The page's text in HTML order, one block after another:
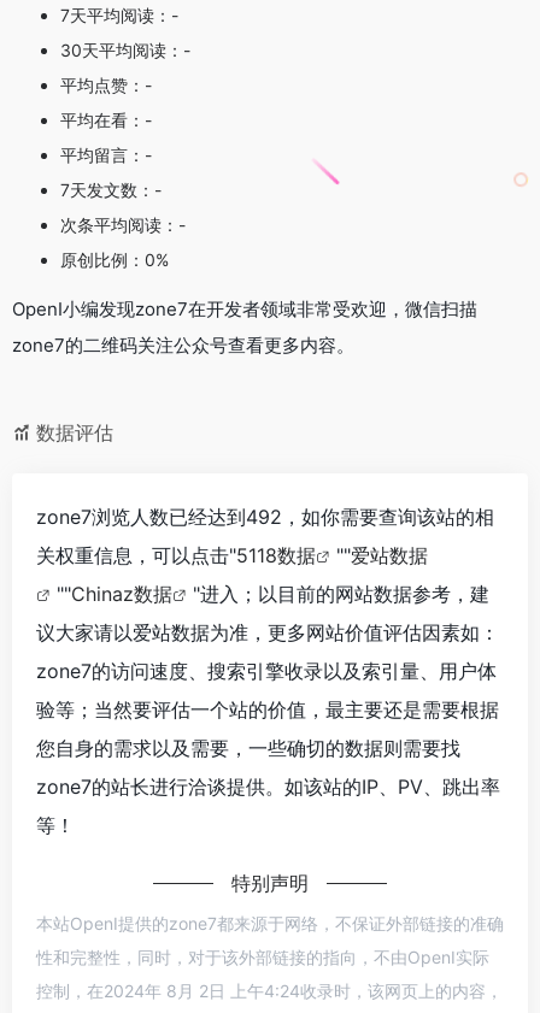
7天平均阅读：-
30天平均阅读：-
平均点赞：-
平均在看：-
平均留言：-
7天发文数：-
次条平均阅读：-
原创比例：0%
OpenI小编发现zone7在开发者领域非常受欢迎，微信扫描
zone7的二维码关注公众号查看更多内容。
数据评估
zone7浏览人数已经达到492，如你需要查询该站的相
关权重信息，可以点击"5118数据 ""爱站数据
""Chinaz数据
"进入；以目前的网站数据参考，建
议大家请以爱站数据为准，更多网站价值评估因素如：
zone7的访问速度、搜索引擎收录以及索引量、用户体
验等；当然要评估一个站的价值，最主要还是需要根据
您自身的需求以及需要，一些确切的数据则需要找
zone7的站长进行洽谈提供。如该站的IP、PV、跳出率
等！
特别声明
本站OpenI提供的zone7都来源于网络，不保证外部链接的准确
性和完整性，同时，对于该外部链接的指向，不由OpenI实际
控制，在2024年 8月 2日 上午4:24收录时，该网页上的内容，